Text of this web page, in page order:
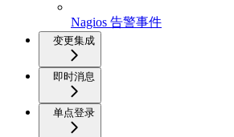
Nagios 告警事件
变更集成
即时消息
单点登录